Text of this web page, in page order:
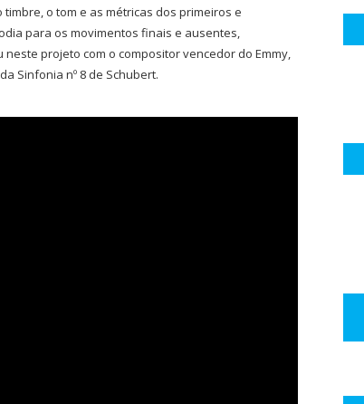
o tom e as métricas dos primeiros e
para os movimentos finais e ausentes,
projeto com o compositor vencedor do Emmy,
Sinfonia nº 8 de Schubert.